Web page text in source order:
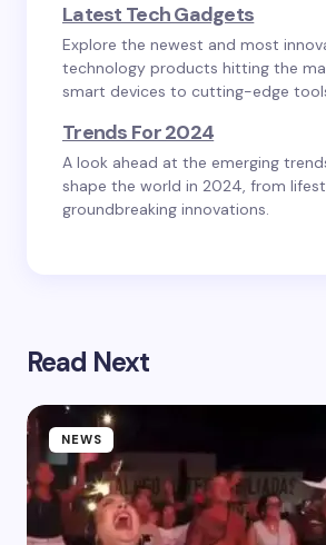
Latest Tech Gadgets
Explore the newest and most
technology products hitting the
smart devices to cutting-edge
Trends For 2024
A look ahead at the emerging
shape the world in 2024, from
groundbreaking innovations.
Read Next
NEWS